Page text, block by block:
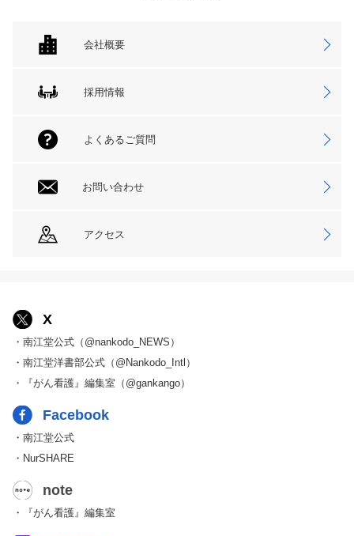
会社概要
採用情報
よくあるご質問
お問い合わせ
アクセス
X
・南江堂公式（@nankodo_NEWS）
・南江堂洋書部公式（@Nankodo_Intl）
・『がん看護』編集室（@gankango）
Facebook
・南江堂公式
・NurSHARE
note
・『がん看護』編集室